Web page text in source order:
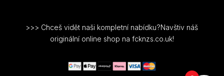
>>> Chceš vidět naši kompletní nabídku?Navštiv náš
originální online shop na fcknzs.co.uk!